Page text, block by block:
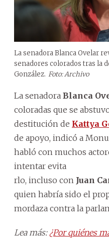
La senadora Blanca Ovelar
senadores colorados tras la
González. Foto: Archivo
La senadora Blanca
coloradas que se
destitución de Kattya
de apoyo, indicó a
habló con muchos
intentar evita
rlo, incluso con Juan
quien habría sido el
mordaza contra la
Lea más: ¿Por quiénes